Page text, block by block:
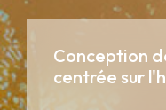
Conception
centrée sur